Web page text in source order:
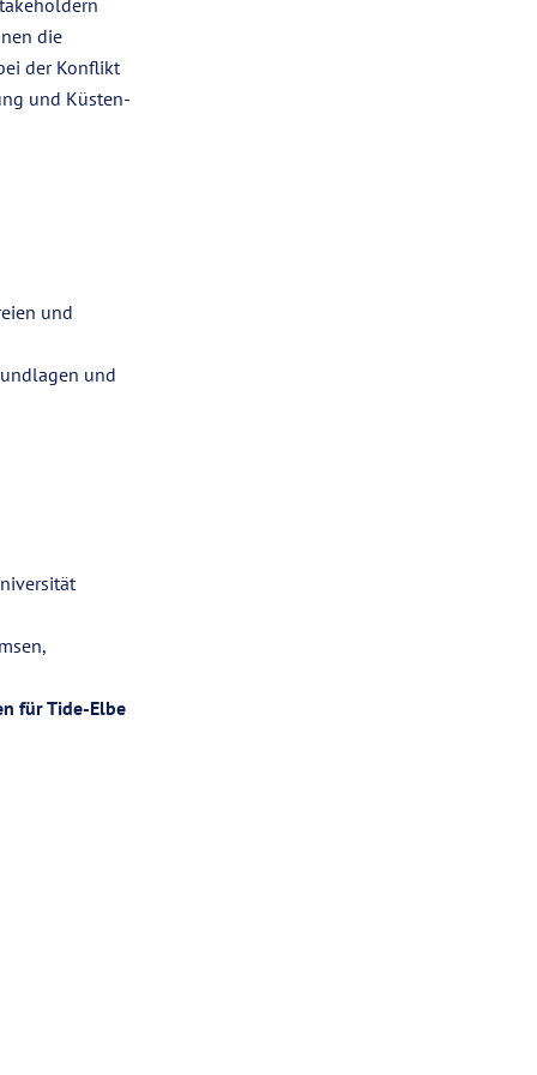
die
der Konflikt
und Küsten-
und
und
für Tide-Elbe